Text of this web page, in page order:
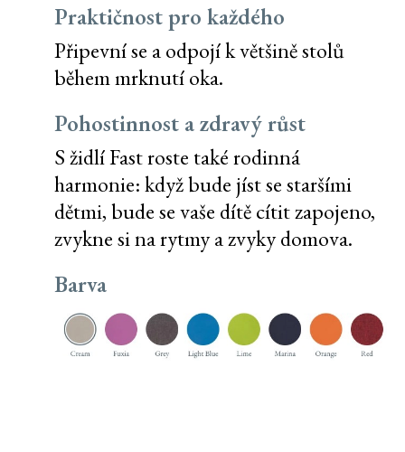
Praktičnost pro každého
Připevní se a odpojí k většině stolů
během mrknutí oka.
Pohostinnost a zdravý růst
S židlí Fast roste také rodinná
harmonie: když bude jíst se staršími
dětmi, bude se vaše dítě cítit zapojeno,
zvykne si na rytmy a zvyky domova.
Barva